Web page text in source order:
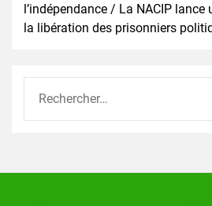
l’indépendance / La NACIP lance
la libération des prisonniers